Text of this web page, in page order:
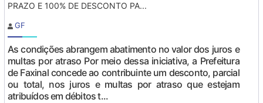
PRAZO E 100% DE DESCONTO PA...
GF
As condições abrangem abatimento no valor dos juros e
multas por atraso Por meio dessa iniciativa, a Prefeitura
de Faxinal concede ao contribuinte um desconto, parcial
ou total, nos juros e multas por atraso que estejam
atribuídos em débitos t...